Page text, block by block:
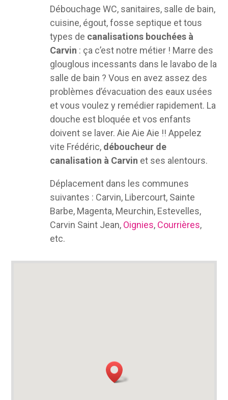
Débouchage WC, sanitaires, salle de bain,
cuisine, égout, fosse septique et tous
types de canalisations bouchées à
Carvin : ça c’est notre métier ! Marre des
glouglous incessants dans le lavabo de la
salle de bain ? Vous en avez assez des
problèmes d’évacuation des eaux usées
et vous voulez y remédier rapidement. La
douche est bloquée et vos enfants
doivent se laver. Aie Aie Aie !! Appelez
vite Frédéric, déboucheur de
canalisation à Carvin et ses alentours.
Déplacement dans les communes
suivantes : Carvin, Libercourt, Sainte
Barbe, Magenta, Meurchin, Estevelles,
Carvin Saint Jean, Oignies, Courrières,
etc.